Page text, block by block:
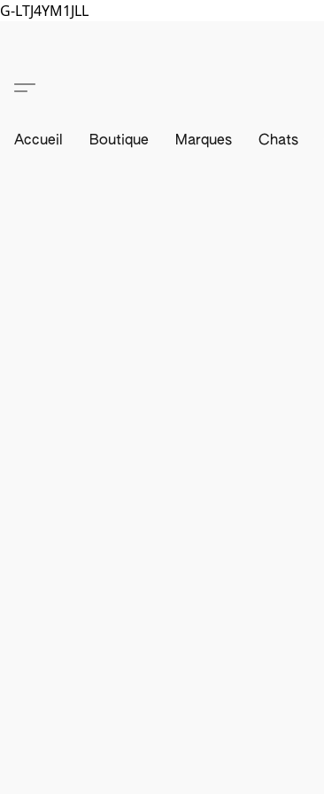
G-LTJ4YM1JLL
Accueil Boutique Marques Chats